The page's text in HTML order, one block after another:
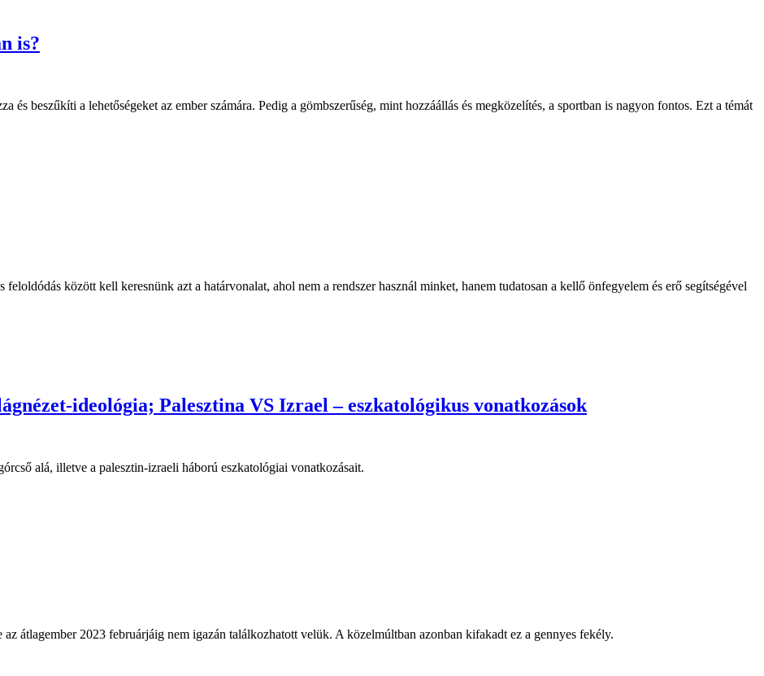
is?
és beszűkíti a lehetőségeket az ember számára. Pedig a gömbszerűség, mint hozzáállás és megközelítés, a sportban is nagyon fontos. Ezt a témát
között kell keresnünk azt a határvonalat, ahol nem a rendszer használ minket, hanem tudatosan a kellő önfegyelem és erő segítségével
ideológia; Palesztina VS Izrael – eszkatológikus vonatkozások
alá, illetve a palesztin-izraeli háború eszkatológiai vonatkozásait.
átlagember 2023 februárjáig nem igazán találkozhatott velük. A közelmúltban azonban kifakadt ez a gennyes fekély.